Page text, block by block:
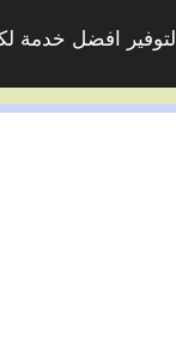
لتوفير افضل خدمة